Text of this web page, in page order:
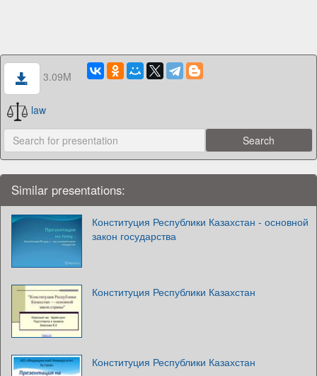
3.09M
law
Similar presentations:
Конституция Республики Казахстан - основной
закон государства
Конституция Республики Казахстан
Конституция Республики Казахстан